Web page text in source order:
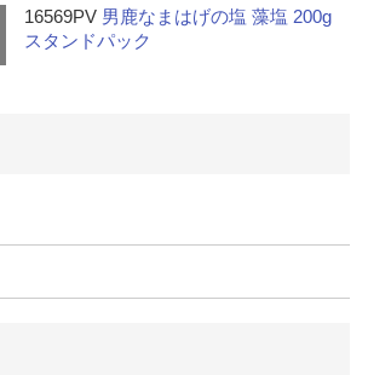
16569PV 男鹿なまはげの塩 藻塩 200g
スタンドパック